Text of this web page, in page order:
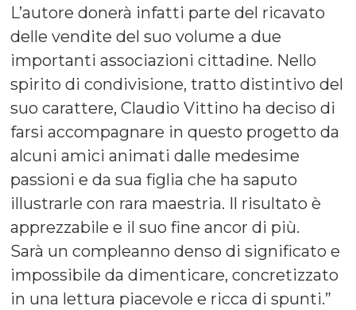
L’autore donerà infatti parte del ricavato
delle vendite del suo volume a due
importanti associazioni cittadine. Nello
spirito di condivisione, tratto distintivo del
suo carattere, Claudio Vittino ha deciso di
farsi accompagnare in questo progetto da
alcuni amici animati dalle medesime
passioni e da sua figlia che ha saputo
illustrarle con rara maestria. Il risultato è
apprezzabile e il suo fine ancor di più.
Sarà un compleanno denso di significato e
impossibile da dimenticare, concretizzato
in una lettura piacevole e ricca di spunti.”